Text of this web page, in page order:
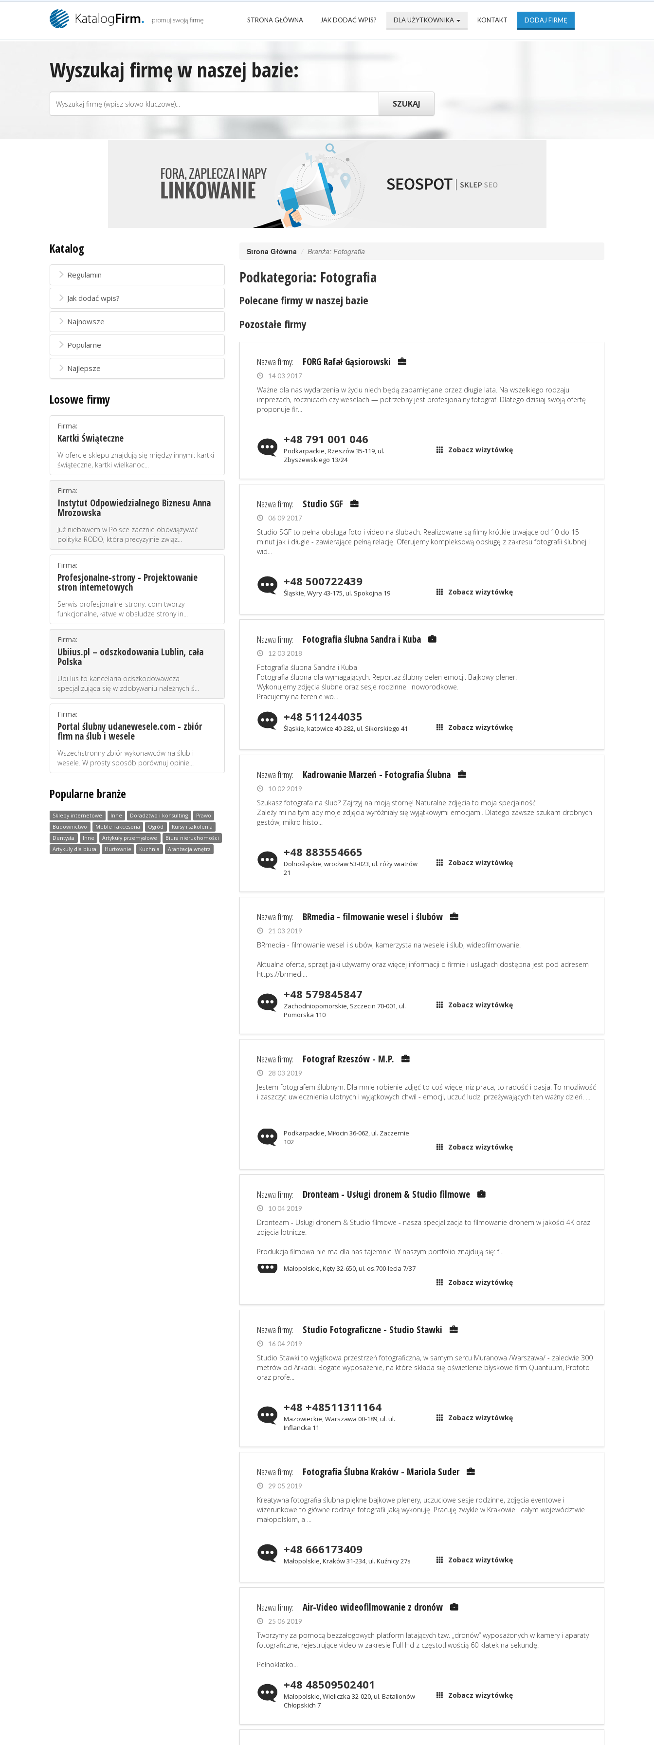
STRONA GŁÓWNA JAK DODAĆ WPIS? DLA UŻYTKOWNIKA KONTAKT DODAJ FIRMĘ
Wyszukaj firmę w naszej bazie:
Katalog
Regulamin
Jak dodać wpis?
Najnowsze
Popularne
Najlepsze
Losowe firmy
Firma:
Kartki Świąteczne
W ofercie sklepu znajdują się między innymi: kartki
świąteczne, kartki wielkanoc...
Firma:
Instytut Odpowiedzialnego Biznesu Anna
Mrozowska
Już niebawem w Polsce zacznie obowiązywać
polityka RODO, która precyzyjnie związ...
Firma:
Profesjonalne-strony - Projektowanie
stron internetowych
Serwis profesjonalne-strony. com tworzy
funkcjonalne, łatwe w obsłudze strony in...
Firma:
Ubiius.pl – odszkodowania Lublin, cała
Polska
Ubi Ius to kancelaria odszkodowawcza
specjalizująca się w zdobywaniu należnych ś...
Firma:
Portal ślubny udanewesele.com - zbiór
firm na ślub i wesele
Wszechstronny zbiór wykonawców na ślub i
wesele. W prosty sposób porównuj opinie...
Popularne branże
Sklepy internetowe Inne Doradztwo i konsulting
Prawo
Budownictwo
Meble i akcesoria Ogród
Kursy i szkolenia
Dentysta
Inne Artykuły przemysłowe
Biura nieruchomości
Artykuły dla biura
Hurtownie Kuchnia Aranżacja wnętrz
Strona Główna Branża: Fotografia
Podkategoria: Fotografia
Polecane firmy w naszej bazie
Pozostałe firmy
Nazwa firmy: FORG Rafał Gąsiorowski
14 03 2017
Ważne dla nas wydarzenia w życiu niech będą zapamiętane przez długie lata. Na wszelkiego rodzaju
imprezach, rocznicach czy weselach — potrzebny jest profesjonalny fotograf. Dlatego dzisiaj swoją ofertę
proponuje fir...
+48 791 001 046
Podkarpackie, Rzeszów 35-119, ul.
Zbyszewskiego 13/24
Zobacz wizytówkę
Nazwa firmy: Studio SGF
06 09 2017
Studio SGF to pełna obsługa foto i video na ślubach. Realizowane są filmy krótkie trwające od 10 do 15
minut jak i długie - zawierające pełną relację. Oferujemy kompleksową obsługę z zakresu fotografii ślubnej i
wid...
+48 500722439
Śląskie, Wyry 43-175, ul. Spokojna 19 Zobacz wizytówkę
Nazwa firmy: Fotografia ślubna Sandra i Kuba
12 03 2018
Fotografia ślubna Sandra i Kuba
Fotografia ślubna dla wymagających. Reportaż ślubny pełen emocji. Bajkowy plener.
Wykonujemy zdjęcia ślubne oraz sesje rodzinne i noworodkowe.
Pracujemy na terenie wo...
+48 511244035
Śląskie, katowice 40-282, ul. Sikorskiego 41 Zobacz wizytówkę
Nazwa firmy: Kadrowanie Marzeń - Fotografia Ślubna
10 02 2019
Szukasz fotografa na ślub? Zajrzyj na moją stornę! Naturalne zdjęcia to moja specjalność
Zależy mi na tym aby moje zdjęcia wyróżniały się wyjątkowymi emocjami. Dlatego zawsze szukam drobnych
gestów, mikro histo...
+48 883554665
Dolnośląskie, wrocław 53-023, ul. róży wiatrów
21
Zobacz wizytówkę
Nazwa firmy: BRmedia - filmowanie wesel i ślubów
21 03 2019
BRmedia - filmowanie wesel i ślubów, kamerzysta na wesele i ślub, wideofilmowanie.
Aktualna oferta, sprzęt jaki używamy oraz więcej informacji o firmie i usługach dostępna jest pod adresem
https://brmedi...
+48 579845847
Zachodniopomorskie, Szczecin 70-001, ul.
Pomorska 110
Zobacz wizytówkę
Nazwa firmy: Fotograf Rzeszów - M.P.
28 03 2019
Jestem fotografem ślubnym. Dla mnie robienie zdjęć to coś więcej niż praca, to radość i pasja. To możliwość
i zaszczyt uwiecznienia ulotnych i wyjątkowych chwil - emocji, uczuć ludzi przeżywających ten ważny dzień. ...
Podkarpackie, Miłocin 36-062, ul. Zaczernie
102
Zobacz wizytówkę
Nazwa firmy: Dronteam - Usługi dronem & Studio filmowe
10 04 2019
Dronteam - Usługi dronem & Studio filmowe - nasza specjalizacja to filmowanie dronem w jakości 4K oraz
zdjęcia lotnicze.
Produkcja filmowa nie ma dla nas tajemnic. W naszym portfolio znajdują się: f...
Małopolskie, Kęty 32-650, ul. os.700-lecia 7/37
Zobacz wizytówkę
Nazwa firmy: Studio Fotograficzne - Studio Stawki
16 04 2019
Studio Stawki to wyjątkowa przestrzeń fotograficzna, w samym sercu Muranowa /Warszawa/ - zaledwie 300
metrów od Arkadii. Bogate wyposażenie, na które składa się oświetlenie błyskowe firm Quantuum, Profoto
oraz profe...
+48 +48511311164
Mazowieckie, Warszawa 00-189, ul. ul.
Inflancka 11
Zobacz wizytówkę
Nazwa firmy: Fotografia Ślubna Kraków - Mariola Suder
29 05 2019
Kreatywna fotografia ślubna piękne bajkowe plenery, uczuciowe sesje rodzinne, zdjęcia eventowe i
wizerunkowe to główne rodzaje fotografii jaką wykonuję. Pracuję zwykle w Krakowie i całym województwie
małopolskim, a ...
+48 666173409
Małopolskie, Kraków 31-234, ul. Kuźnicy 27s Zobacz wizytówkę
Nazwa firmy: Air-Video wideofilmowanie z dronów
25 06 2019
Tworzymy za pomocą bezzałogowych platform latających tzw. „dronów” wyposażonych w kamery i aparaty
fotograficzne, rejestrujące video w zakresie Full Hd z częstotliwością 60 klatek na sekundę.
Pełnoklatko...
+48 48509502401
Małopolskie, Wieliczka 32-020, ul. Batalionów
Chłopskich 7
Zobacz wizytówkę